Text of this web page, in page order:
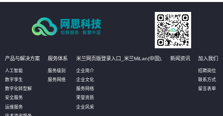
产品与解决方案
人工智能
数字孪生
数字化转型解
安全服务
运维服务
服务体系
服务级别
服务网络
米兰网页版登录入口_米兰MiLan(中国),
企业简介
企业文化
服务网络
荣誉资质
企业风采
新闻资讯 加入我们
招聘岗位
联系方式
留言表单